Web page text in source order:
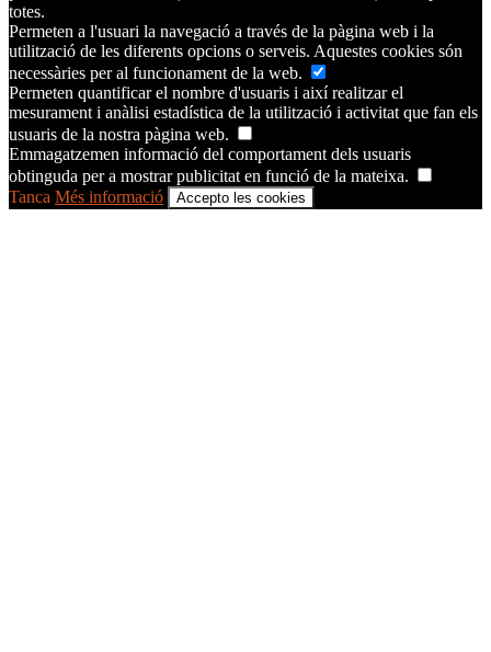
totes.
Permeten a l'usuari la navegació a través de la pàgina web i la
utilització de les diferents opcions o serveis. Aquestes cookies són
necessàries per al funcionament de la web.
Permeten quantificar el nombre d'usuaris i així realitzar el
mesurament i anàlisi estadística de la utilització i activitat que fan els
usuaris de la nostra pàgina web.
Emmagatzemen informació del comportament dels usuaris
obtinguda per a mostrar publicitat en funció de la mateixa.
Tanca Més informació Accepto les cookies